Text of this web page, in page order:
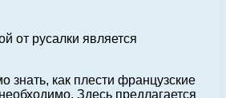
от русалки является
как плести французские
Здесь предлагается